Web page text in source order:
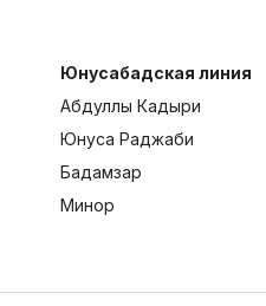
Юнусабадская линия
Абдуллы Кадыри
Юнуса Раджаби
Бадамзар
Минор